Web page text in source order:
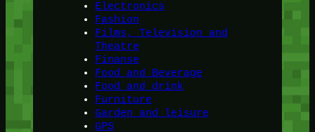
Electronics
Fashion
Films, Television and
Theatre
Finanse
Food and Beverage
Food and drink
Furniture
Garden and leisure
GPS